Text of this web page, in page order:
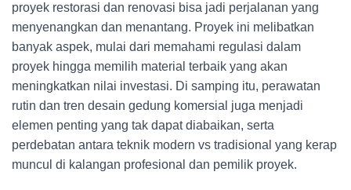
proyek restorasi dan renovasi bisa jadi perjalanan yang
menyenangkan dan menantang. Proyek ini melibatkan
banyak aspek, mulai dari memahami regulasi dalam
proyek hingga memilih material terbaik yang akan
meningkatkan nilai investasi. Di samping itu, perawatan
rutin dan tren desain gedung komersial juga menjadi
elemen penting yang tak dapat diabaikan, serta
perdebatan antara teknik modern vs tradisional yang kerap
muncul di kalangan profesional dan pemilik proyek.